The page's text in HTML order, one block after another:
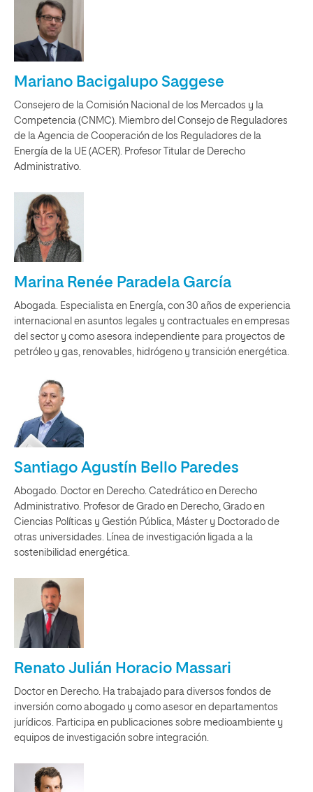
Mariano Bacigalupo Saggese
Consejero de la Comisión Nacional de los Mercados y la
Competencia (CNMC). Miembro del Consejo de Reguladores
de la Agencia de Cooperación de los Reguladores de la
Energía de la UE (ACER). Profesor Titular de Derecho
Administrativo.
Marina Renée Paradela García
Abogada. Especialista en Energía, con 30 años de experiencia
internacional en asuntos legales y contractuales en empresas
del sector y como asesora independiente para proyectos de
petróleo y gas, renovables, hidrógeno y transición energética.
Santiago Agustín Bello Paredes
Abogado. Doctor en Derecho. Catedrático en Derecho
Administrativo. Profesor de Grado en Derecho, Grado en
Ciencias Políticas y Gestión Pública, Máster y Doctorado de
otras universidades. Línea de investigación ligada a la
sostenibilidad energética.
Renato Julián Horacio Massari
Doctor en Derecho. Ha trabajado para diversos fondos de
inversión como abogado y como asesor en departamentos
jurídicos. Participa en publicaciones sobre medioambiente y
equipos de investigación sobre integración.